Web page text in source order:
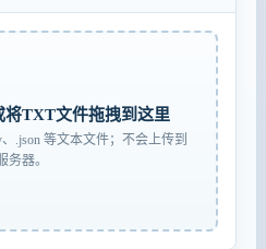
将TXT文件拖拽到这里
.json 等文本文件；不会上传到
务器。